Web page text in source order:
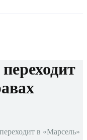
в «Марсель»